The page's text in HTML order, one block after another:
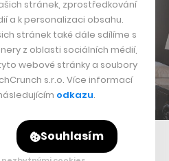
stránek, zprostředkování
a k personalizaci obsahu.
stránek také dále sdílíme s
z oblasti sociálních médií,
webové stránky a soubory
s.r.o. Více informací
odkazu.
Souhlasím